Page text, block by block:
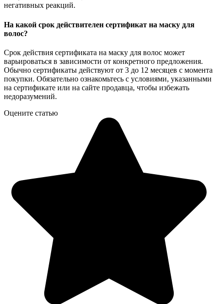
негативных реакций.
На какой срок действителен сертификат на маску для
волос?
Срок действия сертификата на маску для волос может
варьироваться в зависимости от конкретного предложения.
Обычно сертификаты действуют от 3 до 12 месяцев с момента
покупки. Обязательно ознакомьтесь с условиями, указанными
на сертификате или на сайте продавца, чтобы избежать
недоразумений.
Оцените статью